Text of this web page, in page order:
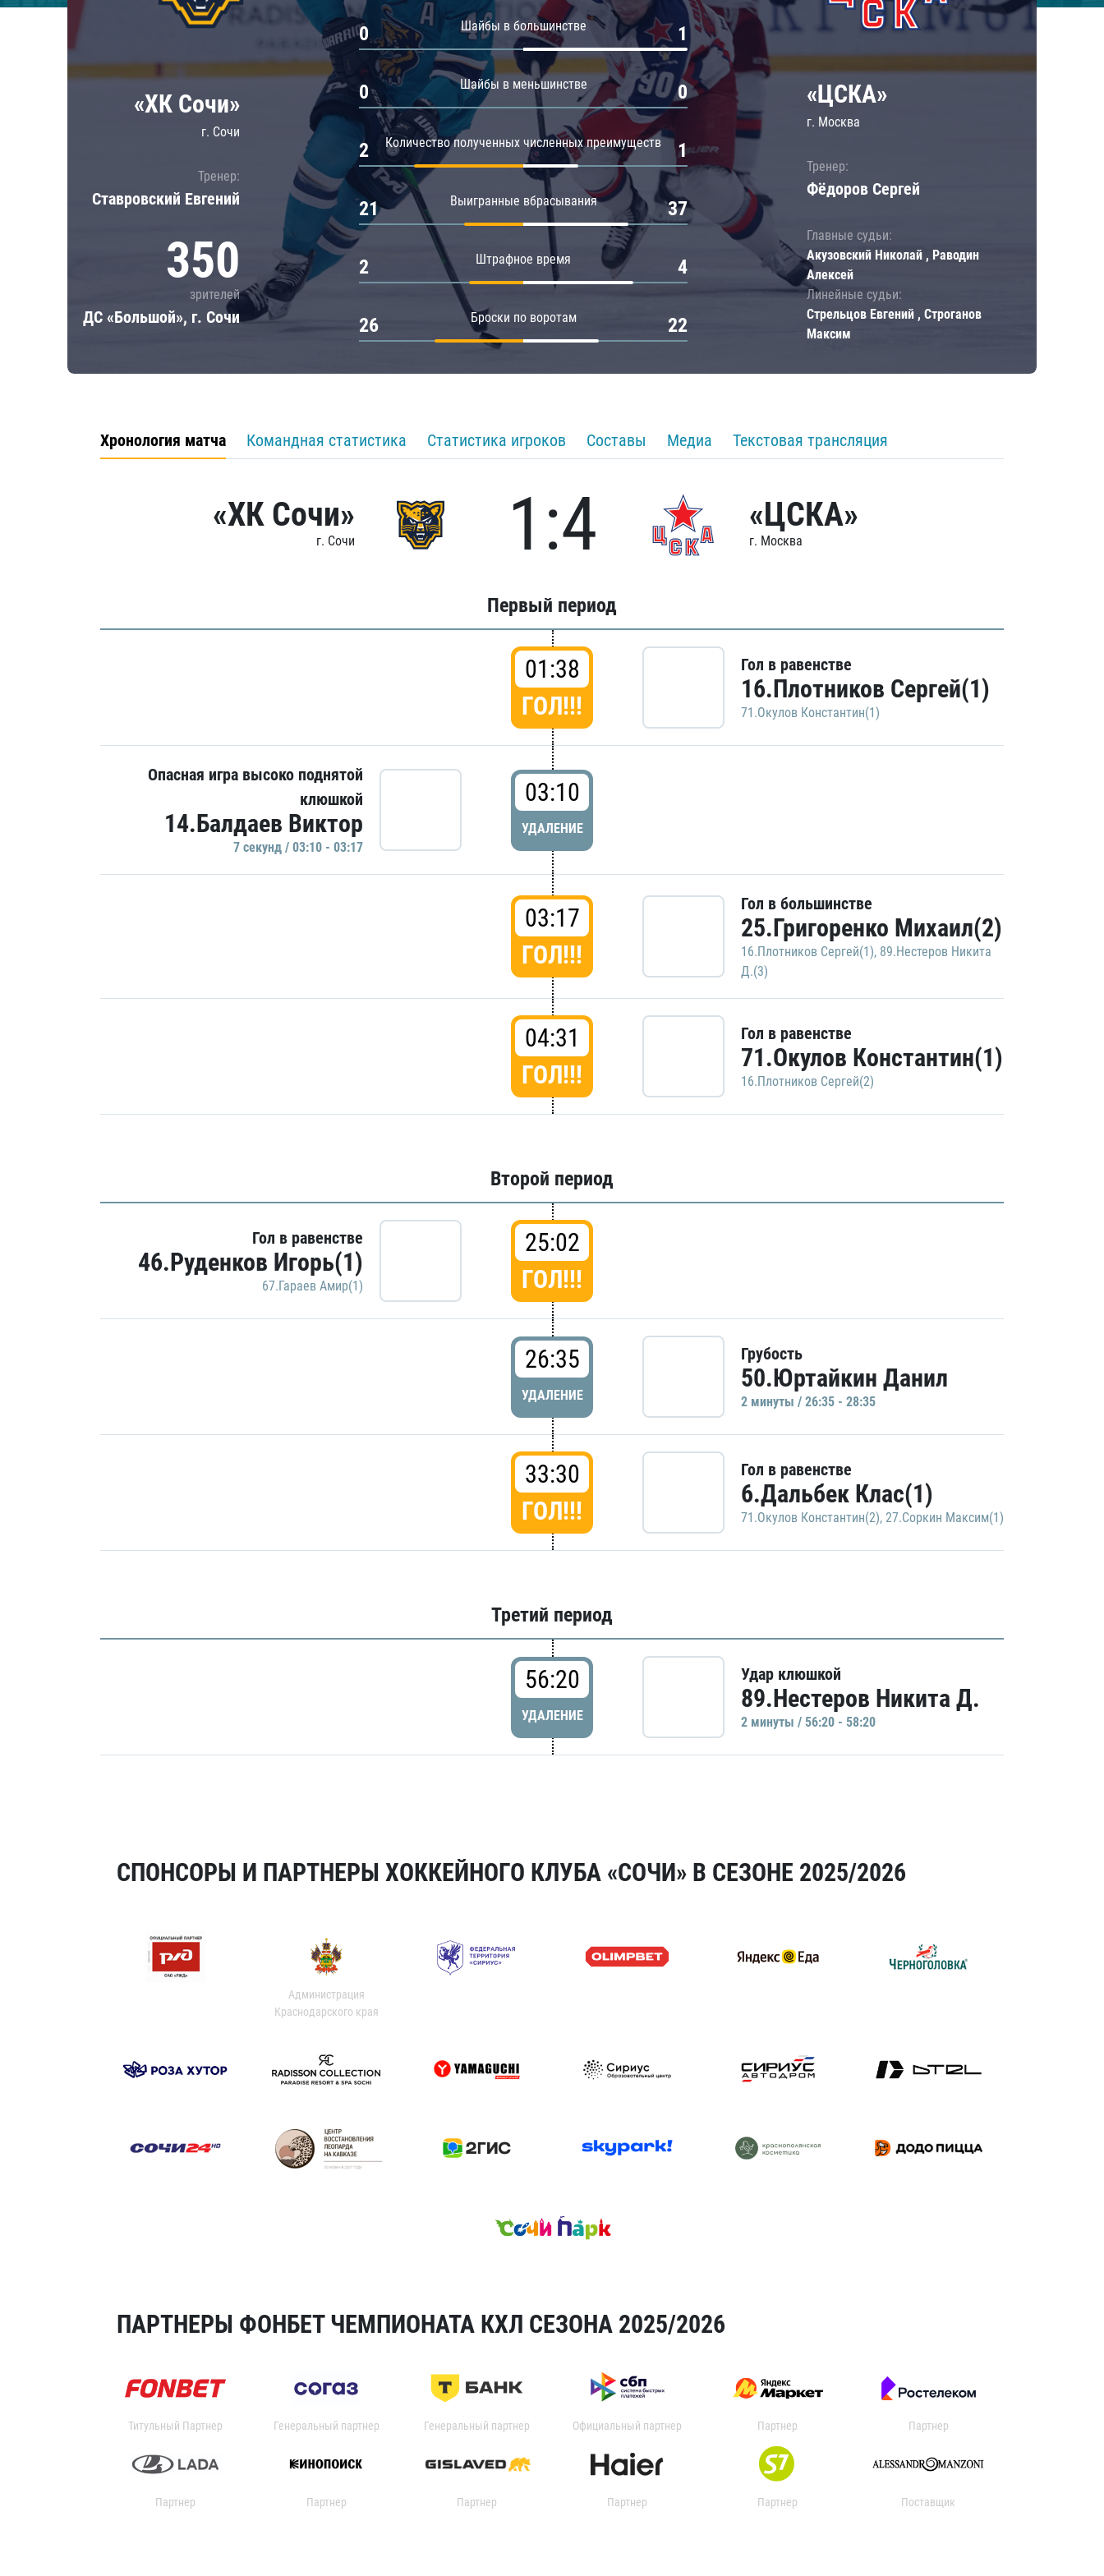
Локомотив
ЦСКА
Шанхайские Драконы
Амур
Барыс
Салават Юлаев
«ХК Сочи»
г. Сочи
Тренер:
Ставровский Евгений
350
зрителей
ДС «Большой», г. Сочи
Шайбы в большинстве
0 1
Шайбы в меньшинстве
0 0
Количество полученных численных преимуществ
2 1
Выигранные вбрасывания
21 37
Штрафное время
2 4
Броски по воротам
26 22
«ЦСКА»
г. Москва
Тренер:
Фёдоров Сергей
Главные судьи:
Акузовский Николай , Раводин
Алексей
Линейные судьи:
Стрельцов Евгений , Строганов
Максим
Хронология матча Командная статистика Статистика игроков Составы Медиа Текстовая трансляция
«ХК Сочи»
г. Сочи 1:4 «ЦСКА»
г. Москва
Первый период
01:38
ГОЛ!!!
Гол в равенстве
16.Плотников Сергей(1)
71.Окулов Константин(1)
Опасная игра высоко поднятой
клюшкой
14.Балдаев Виктор
7 секунд / 03:10 - 03:17
03:10
УДАЛЕНИЕ
03:17
ГОЛ!!!
Гол в большинстве
25.Григоренко Михаил(2)
16.Плотников Сергей(1), 89.Нестеров Никита
Д.(3)
04:31
ГОЛ!!!
Гол в равенстве
71.Окулов Константин(1)
16.Плотников Сергей(2)
Второй период
Гол в равенстве
46.Руденков Игорь(1)
67.Гараев Амир(1)
25:02
ГОЛ!!!
26:35
УДАЛЕНИЕ
Грубость
50.Юртайкин Данил
2 минуты / 26:35 - 28:35
33:30
ГОЛ!!!
Гол в равенстве
6.Дальбек Клас(1)
71.Окулов Константин(2), 27.Соркин Максим(1)
Третий период
56:20
УДАЛЕНИЕ
Удар клюшкой
89.Нестеров Никита Д.
2 минуты / 56:20 - 58:20
СПОНСОРЫ И ПАРТНЕРЫ ХОККЕЙНОГО КЛУБА «СОЧИ» В СЕЗОНЕ 2025/2026
Администрация
Краснодарского края
ПАРТНЕРЫ ФОНБЕТ ЧЕМПИОНАТА КХЛ СЕЗОНА 2025/2026
Титульный Партнер Генеральный партнер Генеральный партнер Официальный партнер Партнер Партнер
Партнер Партнер Партнер Партнер Партнер Поставщик